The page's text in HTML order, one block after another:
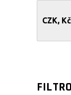
CZK, Kč